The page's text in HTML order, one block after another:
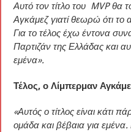
Αυτό τον τίτλο του MVP θα
Αγκάμεζ γιατί θεωρώ ότι το
Για το τέλος έχω έντονα
Παρτιζάν της Ελλάδας και
εμένα».
Τέλος, ο Λίμπερμαν
«Αυτός ο τίτλος είναι κάτι
ομάδα και βέβαια για